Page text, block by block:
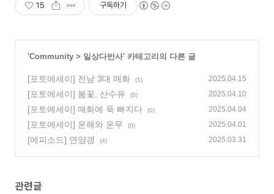
15 구독하기
'Community > 일상다반사' 카테고리의 다른 글
[포토에세이] 전남 3대 매화 (1) 2025.04.15
[포토에세이] 봄꽃, 산수유 (0) 2025.04.10
[포토에세이] 매화에 푹 빠지다 (0) 2025.04.04
[포토에세이] 운해와 운무 (0) 2025.04.01
[에피소드] 연양갱 (4) 2025.03.31
관련글